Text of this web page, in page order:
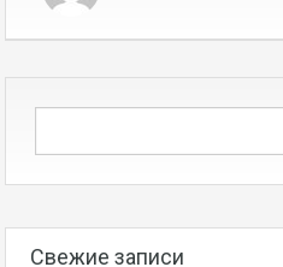
Свежие записи